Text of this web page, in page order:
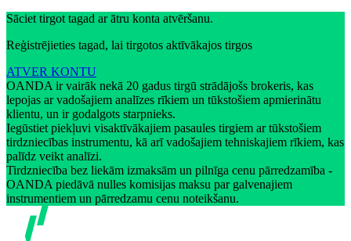
Sāciet tirgot tagad ar ātru konta atvēršanu.
Reģistrējieties tagad, lai tirgotos aktīvākajos tirgos
ATVER KONTU
OANDA ir vairāk nekā 20 gadus tirgū strādājošs brokeris, kas
lepojas ar vadošajiem analīzes rīkiem un tūkstošiem apmierinātu
klientu, un ir godalgots starpnieks.
Iegūstiet piekļuvi visaktīvākajiem pasaules tirgiem ar tūkstošiem
tirdzniecības instrumentu, kā arī vadošajiem tehniskajiem rīkiem, kas
palīdz veikt analīzi.
Tirdzniecība bez liekām izmaksām un pilnīga cenu pārredzamība -
OANDA piedāvā nulles komisijas maksu par galvenajiem
instrumentiem un pārredzamu cenu noteikšanu.